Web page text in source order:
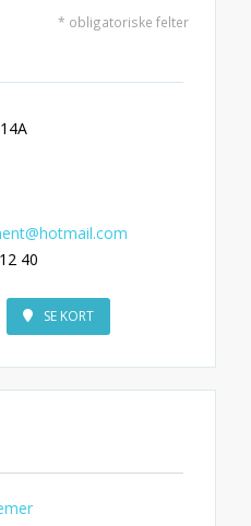
* obligatoriske felter
40
SE KORT